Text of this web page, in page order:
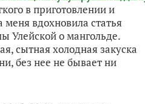
в приготовлении и
вдохновила статья
Улейской о мангольде.
сытная холодная закуска
без нее не бывает ни